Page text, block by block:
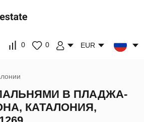
0 0 EUR
В ПЛАДЖА-
КАТАЛОНИЯ,